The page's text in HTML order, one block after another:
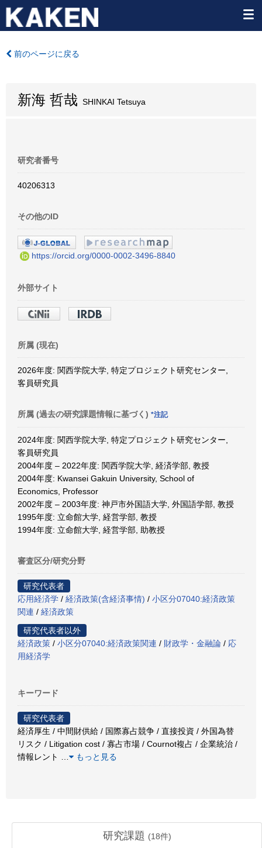
前のページに戻る
新海 哲哉 SHINKAI Tetsuya
研究者番号
40206313
その他のID
https://orcid.org/0000-0002-3496-8840
外部サイト
所属 (現在)
2026年度: 関西学院大学, 特定プロジェクト研究センター,
客員研究員
所属 (過去の研究課題情報に基づく) *注記
2024年度: 関西学院大学, 特定プロジェクト研究センター,
客員研究員
2004年度 – 2022年度: 関西学院大学, 経済学部, 教授
2004年度: Kwansei Gakuin University, School of
Economics, Professor
2002年度 – 2003年度: 神戸市外国語大学, 外国語学部, 教授
1995年度: 立命館大学, 経営学部, 教授
1994年度: 立命館大学, 経営学部, 助教授
審査区分/研究分野
研究代表者
応用経済学 / 経済政策(含経済事情) / 小区分07040:経済政策
関連 / 経済政策
研究代表者以外
経済政策 / 小区分07040:経済政策関連 / 財政学・金融論 / 応
用経済学
キーワード
研究代表者
経済厚生 / 中間財供給 / 国際寡占競争 / 直接投資 / 外国為替
リスク / Litigation cost / 寡占市場 / Cournot複占 / 企業統治 /
情報レント
もっと見る
研究課題 (18件)